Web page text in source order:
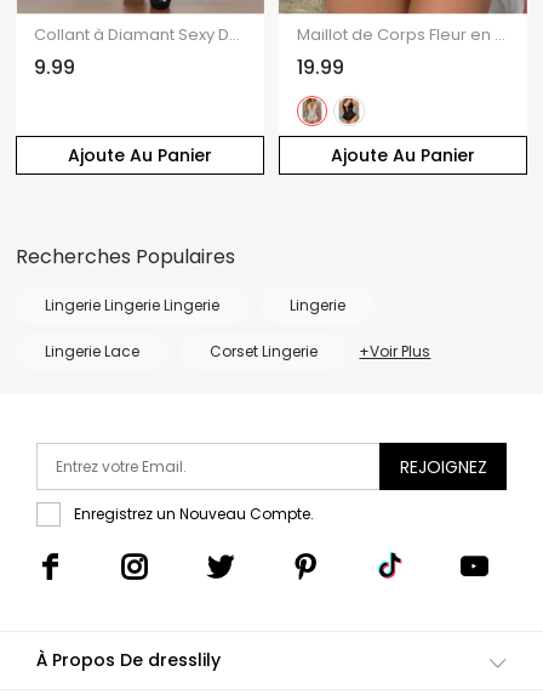
Ajoute Au Panier
Collant à Diamant Sexy Découpe en Résille avec Bouton Design
9.99
Ajoute Au Panier
Maillot de Corps Fleur en Dentelle Transparente à Coupe Basse Une-Pièce
19.99
Recherches Populaires
Lingerie Lingerie Lingerie Lingerie
Lingerie Lace Corset Lingerie +Voir Plus
REJOIGNEZ
Enregistrez un Nouveau Compte.
À Propos De dresslily